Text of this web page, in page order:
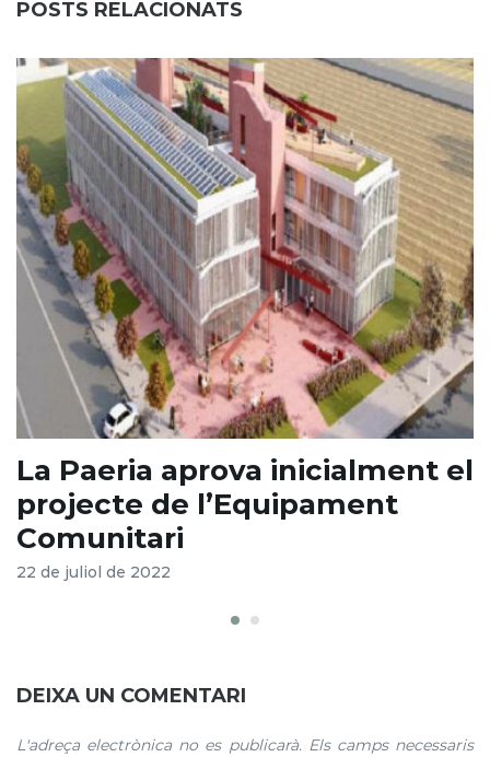
POSTS RELACIONATS
La Paeria aprova inicialment el
projecte de l’Equipament
Comunitari
22 de juliol de 2022
DEIXA UN COMENTARI
L'adreça electrònica no es publicarà. Els camps necessaris